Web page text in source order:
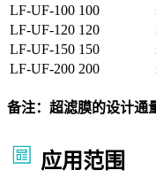
LF-UF-100 100
LF-UF-120 120
LF-UF-150 150
LF-UF-200 200
备注：超滤膜的设计通
应用范围